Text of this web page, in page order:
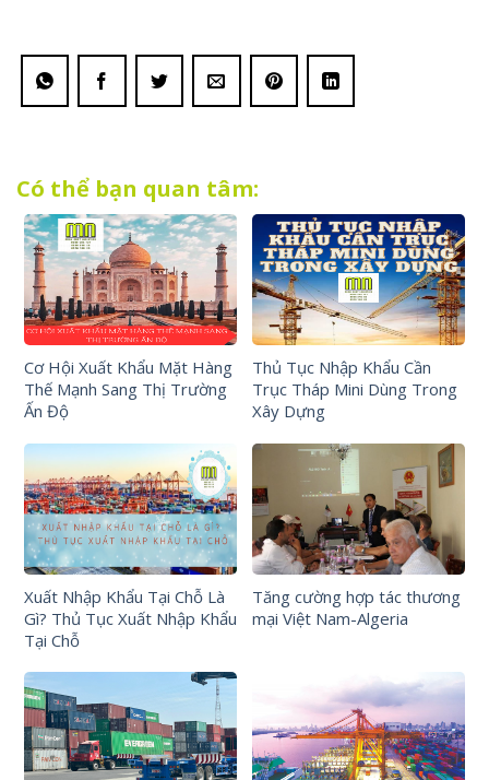
Có thể bạn quan tâm:
Cơ Hội Xuất Khẩu Mặt Hàng
Thế Mạnh Sang Thị Trường
Ấn Độ
Thủ Tục Nhập Khẩu Cần
Trục Tháp Mini Dùng Trong
Xây Dựng
Xuất Nhập Khẩu Tại Chỗ Là
Gì? Thủ Tục Xuất Nhập Khẩu
Tại Chỗ
Tăng cường hợp tác thương
mại Việt Nam-Algeria